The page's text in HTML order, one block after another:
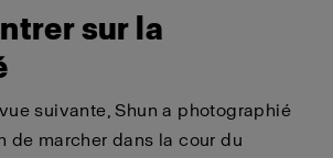
sur la
suivante, Shun a photographié
de marcher dans la cour du